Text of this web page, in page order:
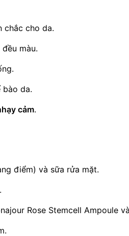
chắc cho da.
màu.
bào da.
cảm.
điểm) và sữa rửa mặt.
Rose Stemcell Ampoule